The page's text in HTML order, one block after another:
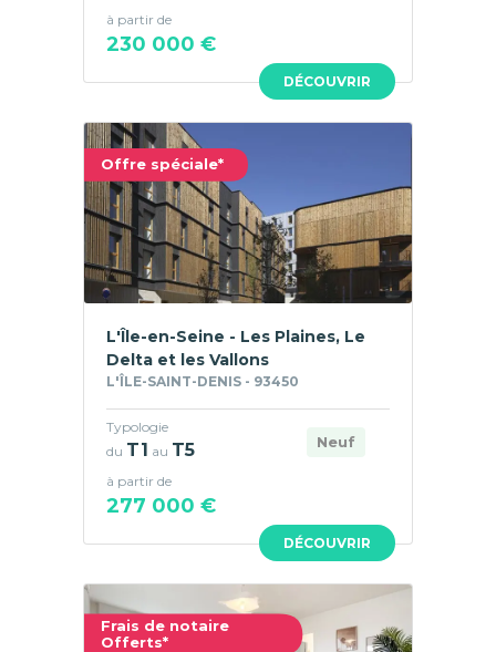
DÉCOUVRIR
à partir de
230 000 €
Offre spéciale*
DÉCOUVRIR
L'Île-en-Seine - Les Plaines, Le
Delta et les Vallons
L'ÎLE-SAINT-DENIS - 93450
Neuf
Typologie
du T1 au T5
à partir de
277 000 €
Frais de notaire
Offerts*